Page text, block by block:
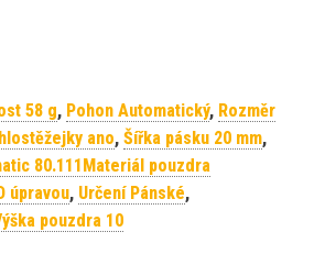
58 g, Pohon Automatický, Rozměr
ano, Šířka pásku 20 mm,
80.111Materiál pouzdra
úpravou, Určení Pánské,
pouzdra 10